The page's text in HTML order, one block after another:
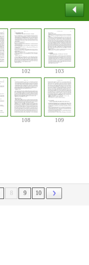
102 103
108 109
8 9 10